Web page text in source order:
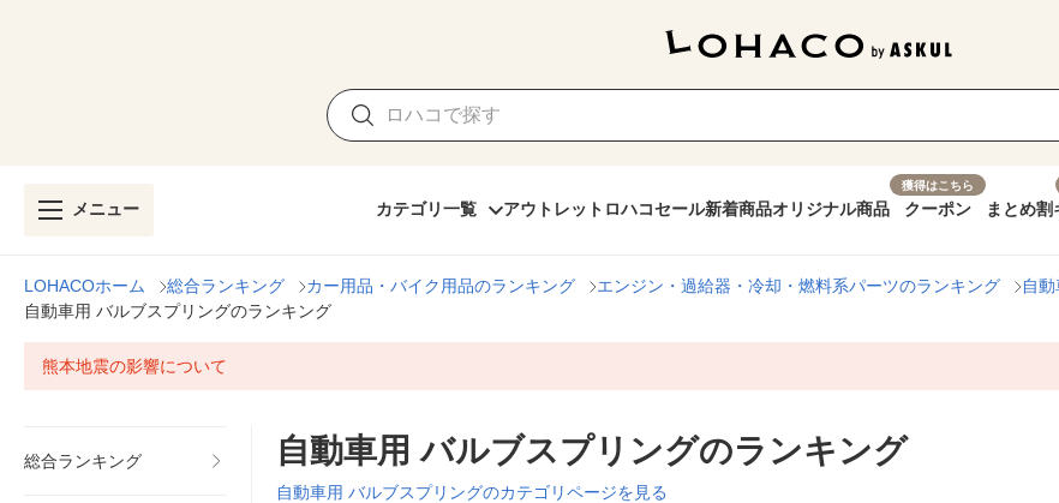
メニュー カテゴリ一覧 アウトレット ロハコセール新着商品オリジナル商品
獲得はこちら
クーポン まとめ割
LOHACOホーム 総合ランキング カー用品・バイク用品のランキング エンジン・過給器・冷却・燃料系パーツのランキング
自
自動車用 バルブスプリングのランキング
熊本地震の影響について
総合ランキング 自動車用 バルブスプリングのランキング
自動車用 バルブスプリングのカテゴリページを見る